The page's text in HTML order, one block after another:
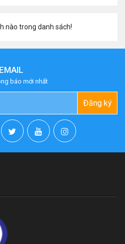
nào trong danh sách!
báo mới nhất
Đăng ký